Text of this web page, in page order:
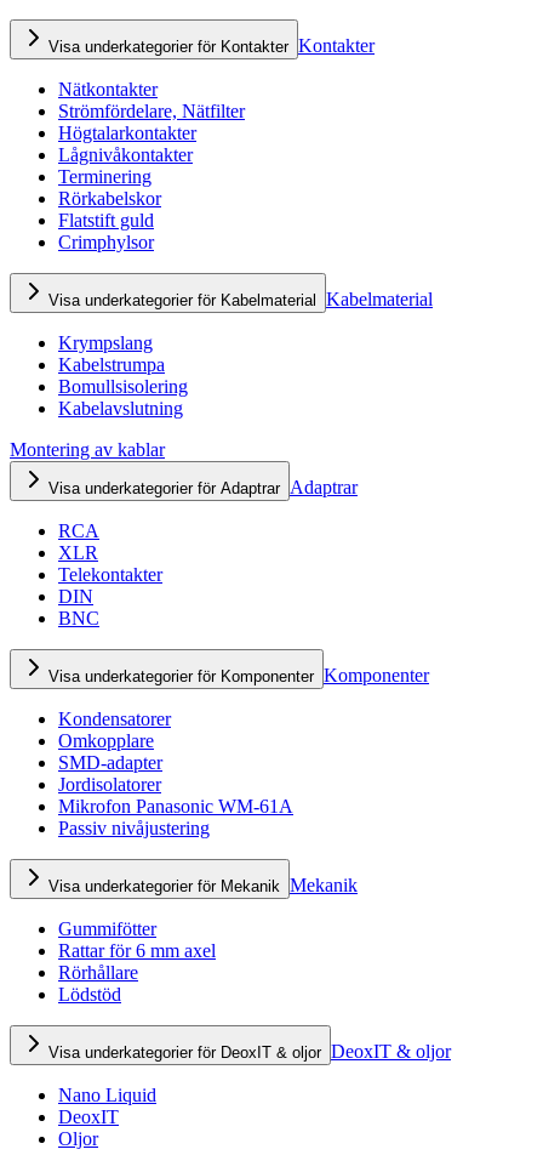
Visa underkategorier för Kontakter Kontakter
Nätkontakter
Strömfördelare, Nätfilter
Högtalarkontakter
Lågnivåkontakter
Terminering
Rörkabelskor
Flatstift guld
Crimphylsor
Visa underkategorier för Kabelmaterial Kabelmaterial
Krympslang
Kabelstrumpa
Bomullsisolering
Kabelavslutning
Montering av kablar
Visa underkategorier för Adaptrar Adaptrar
RCA
XLR
Telekontakter
DIN
BNC
Visa underkategorier för Komponenter Komponenter
Kondensatorer
Omkopplare
SMD-adapter
Jordisolatorer
Mikrofon Panasonic WM-61A
Passiv nivåjustering
Visa underkategorier för Mekanik Mekanik
Gummifötter
Rattar för 6 mm axel
Rörhållare
Lödstöd
Visa underkategorier för DeoxIT & oljor DeoxIT & oljor
Nano Liquid
DeoxIT
Oljor